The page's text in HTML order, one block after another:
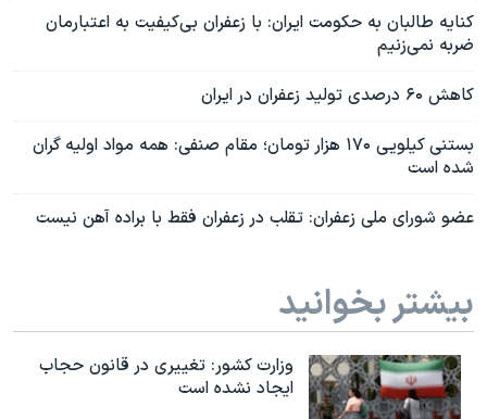
کنایه طالبان به حکومت ایران: با زعفران‌ بی‌کیفیت به اعتبارمان
ضربه نمی‌زنیم
کاهش ۶۰ درصدی تولید زعفران در ایران
بستنی کیلویی ۱۷۰ هزار تومان؛ مقام صنفی: همه مواد اولیه گران
شده‌ است
عضو شورای ملی زعفران: تقلب در زعفران فقط با براده‌ آهن نیست
بیشتر بخوانید
وزارت کشور: تغییری در قانون حجاب
ایجاد نشده است